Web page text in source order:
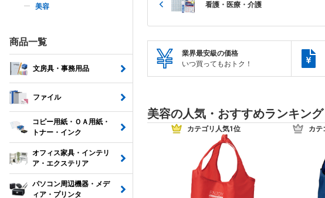
美容
商品一覧
文房具・事務用品
ファイル
コピー用紙・ＯＡ用紙・
トナー・インク
オフィス家具・インテリ
ア・エクステリア
パソコン周辺機器・メデ
ィア・プリンタ
看護・医療・介護
業界最安級の価格
いつ買ってもおトク！
美容の人気・おすすめランキング
カテゴリ人気1位 カテ